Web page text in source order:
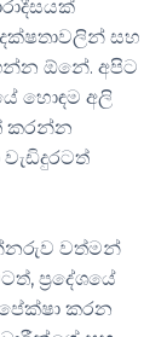
සහ
ඕනේ. අපිට
හොඳම අලි
කරන්න
වත්මන්
ප්‍රදේශයේ
කරන